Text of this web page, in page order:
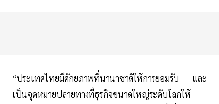
“ประเทศไทยมีศักยภาพที่นานาชาติให้การยอมรับ และ
เป็นจุดหมายปลายทางที่ธุรกิจขนาดใหญ่ระดับโลกให้